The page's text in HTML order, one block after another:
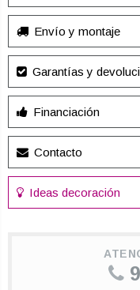
Envío y montaje
Garantías y
Financiación
Contacto
Ideas decoración